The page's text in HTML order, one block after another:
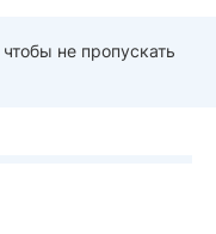
чтобы не пропускать